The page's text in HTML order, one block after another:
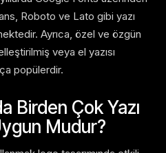
Roboto ve Lato gibi yazı
Ayrıca, özel ve özgün
veya el yazısı
popülerdir.
Birden Çok Yazı
Mudur?